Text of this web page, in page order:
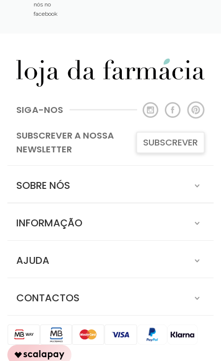
nós no
facebook
SIGA-NOS
SUBSCREVER A NOSSA
NEWSLETTER
SUBSCREVER
SOBRE NÓS
INFORMAÇÃO
AJUDA
CONTACTOS